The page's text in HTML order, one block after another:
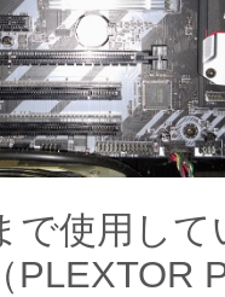
で使用し
PLEXTOR